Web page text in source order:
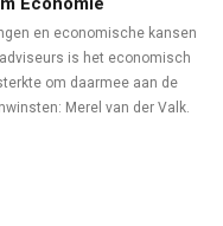
en economische kansen
is het economisch
om daarmee aan de
Merel van der Valk.